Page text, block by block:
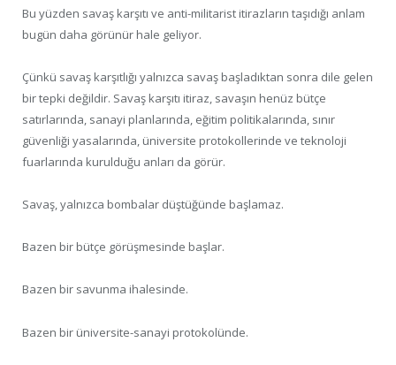
Bu yüzden savaş karşıtı ve anti-militarist itirazların taşıdığı anlam
bugün daha görünür hale geliyor.
Çünkü savaş karşıtlığı yalnızca savaş başladıktan sonra dile gelen
bir tepki değildir. Savaş karşıtı itiraz, savaşın henüz bütçe
satırlarında, sanayi planlarında, eğitim politikalarında, sınır
güvenliği yasalarında, üniversite protokollerinde ve teknoloji
fuarlarında kurulduğu anları da görür.
Savaş, yalnızca bombalar düştüğünde başlamaz.
Bazen bir bütçe görüşmesinde başlar.
Bazen bir savunma ihalesinde.
Bazen bir üniversite-sanayi protokolünde.